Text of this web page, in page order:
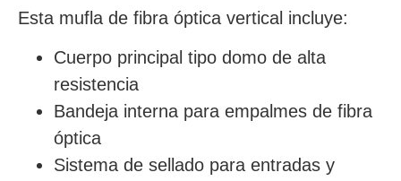
Esta mufla de fibra óptica vertical incluye:
Cuerpo principal tipo domo de alta
resistencia
Bandeja interna para empalmes de fibra
óptica
Sistema de sellado para entradas y